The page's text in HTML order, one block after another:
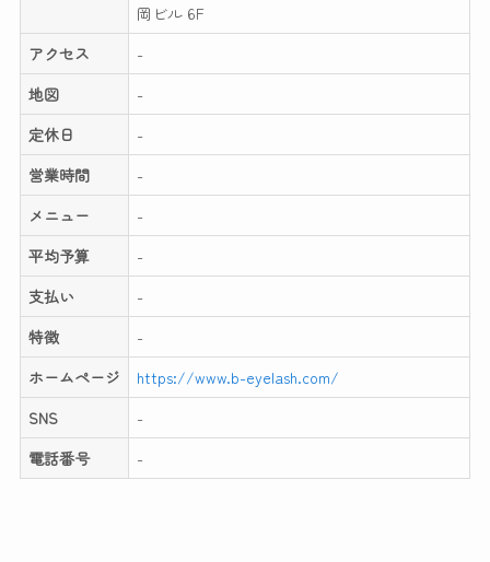
岡ビル 6F
アクセス
-
地図
-
定休日
-
営業時間
-
メニュー
-
平均予算
-
支払い
-
特徴
-
ホームページ
https://www.b-eyelash.com/
SNS
-
電話番号
-